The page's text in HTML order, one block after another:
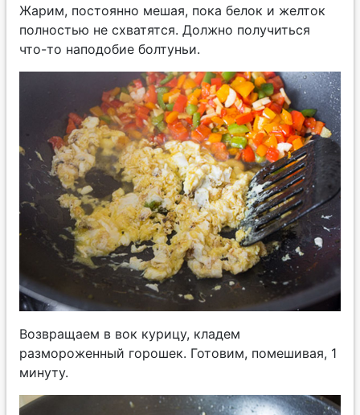
Жарим, постоянно мешая, пока белок и желток
полностью не схватятся. Должно получиться
что-то наподобие болтуньи.
Возвращаем в вок курицу, кладем
размороженный горошек. Готовим, помешивая, 1
минуту.